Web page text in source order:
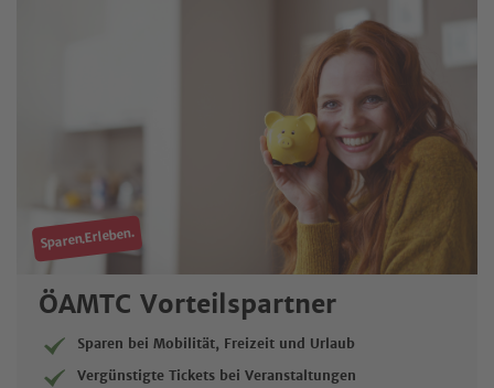
Sparen.Erleben.
ÖAMTC Vorteilspartner
Sparen bei Mobilität, Freizeit und Urlaub
Vergünstigte Tickets bei Veranstaltungen